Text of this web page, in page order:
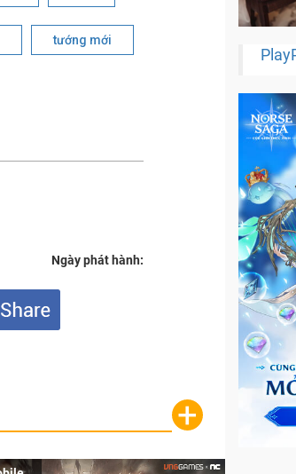
tướng mới
Ngày phát hành:
+